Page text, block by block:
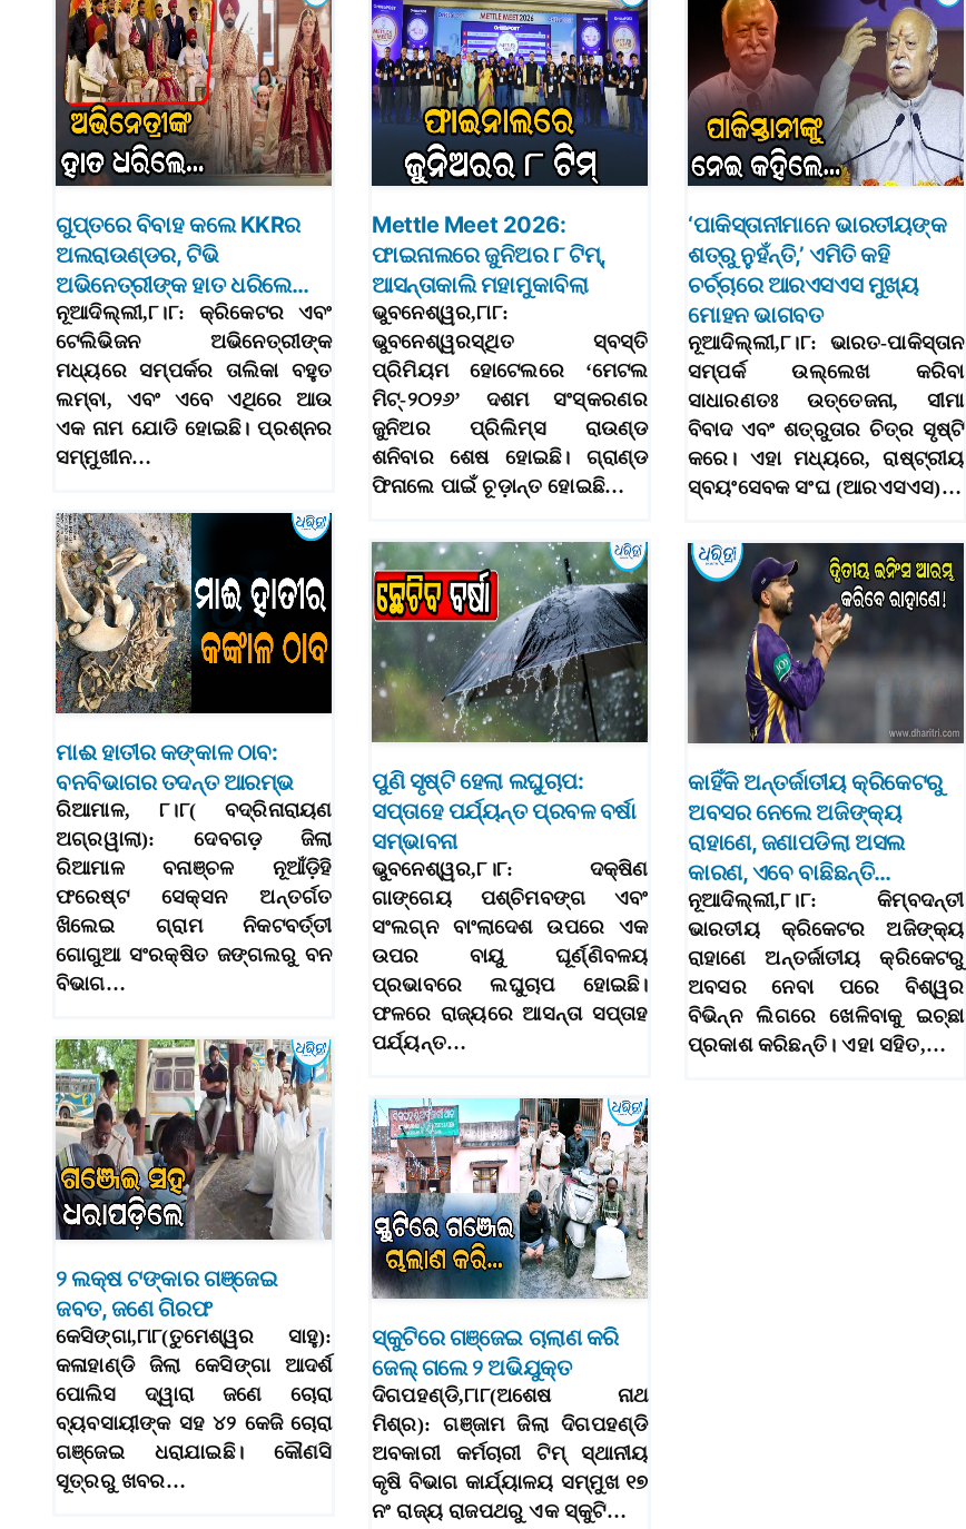
ଗୁପ୍ତରେ ବିବାହ କଲେ KKRର
ଅଲରାଉଣ୍ଡର, ଟିଭି
ଅଭିନେତ୍ରୀଙ୍କ ହାତ ଧରିଲେ…
ନୂଆଦିଲ୍ଲୀ,୮।୮: କ୍ରିକେଟର ଏବଂ
ଟେଲିଭିଜନ ଅଭିନେତ୍ରୀଙ୍କ
ମଧ୍ୟରେ ସମ୍ପର୍କର ତାଲିକା ବହୁତ
ଲମ୍ବା, ଏବଂ ଏବେ ଏଥିରେ ଆଉ
ଏକ ନାମ ଯୋଡି ହୋଇଛି। ପ୍ରଶ୍ନର
ସମ୍ମୁଖୀନ…
Mettle Meet 2026:
ଫାଇନାଲରେ ଜୁନିଅର ୮ ଟିମ୍‌,
ଆସନ୍ତାକାଲି ମହାମୁକାବିଲା
ଭୁବନେଶ୍ୱର,୮ା୮:
ଭୁବନେଶ୍ୱରସ୍ଥିତ ସ୍ବସ୍ତି
ପ୍ରିମିୟମ ହୋଟେଲରେ ‘ମେଟଲ
ମିଟ୍‌-୨୦୨୬’ ଦଶମ ସଂସ୍କରଣର
ଜୁନିଅର ପ୍ରିଲିମ୍ସ ରାଉଣ୍ଡ
ଶନିବାର ଶେଷ ହୋଇଛି। ଗ୍ରାଣ୍ଡ
ଫିନାଲେ ପାଇଁ ଚୂଡ଼ାନ୍ତ ହୋଇଛି…
‘ପାକିସ୍ତାନୀମାନେ ଭାରତୀୟଙ୍କ
ଶତ୍ରୁ ନୁହଁନ୍ତି,’ ଏମିତି କହି
ଚର୍ଚ୍ଚାରେ ଆରଏସଏସ ମୁଖ୍ୟ
ମୋହନ ଭାଗବତ
ନୂଆଦିଲ୍ଲୀ,୮।୮: ଭାରତ-ପାକିସ୍ତାନ
ସମ୍ପର୍କ ଉଲ୍ଲେଖ କରିବା
ସାଧାରଣତଃ ଉତ୍ତେଜନା, ସୀମା
ବିବାଦ ଏବଂ ଶତ୍ରୁତାର ଚିତ୍ର ସୃଷ୍ଟି
କରେ। ଏହା ମଧ୍ୟରେ, ରାଷ୍ଟ୍ରୀୟ
ସ୍ବୟଂସେବକ ସଂଘ (ଆରଏସଏସ)…
ମାଈ ହାତୀର କଙ୍କାଳ ଠାବ:
ବନବିଭାଗର ତଦନ୍ତ ଆରମ୍ଭ
ରିଆମାଳ, ୮।୮( ବଦ୍ରିନାରାୟଣ
ଅଗ୍ରୱାଲା): ଦେବଗଡ଼ ଜିଲା
ରିଆମାଳ ବନାଞ୍ଚଳ ନୂଆଁଡ଼ିହି
ଫରେଷ୍ଟ ସେକ୍ସନ ଅନ୍ତର୍ଗତ
ଖିଲେଇ ଗ୍ରାମ ନିକଟବର୍ତ୍ତୀ
ଗୋଗୁଆ ସଂରକ୍ଷିତ ଜଙ୍ଗଲରୁ ବନ
ବିଭାଗ…
ପୁଣି ସୃଷ୍ଟି ହେଲା ଲଘୁଚାପ:
ସପ୍ତାହେ ପର୍ଯ୍ୟନ୍ତ ପ୍ରବଳ ବର୍ଷା
ସମ୍ଭାବନା
ଭୁବନେଶ୍ୱର,୮।୮: ଦକ୍ଷିଣ
ଗାଙ୍ଗେୟ ପଶ୍ଚିମବଙ୍ଗ ଏବଂ
ସଂଲଗ୍ନ ବାଂଲାଦେଶ ଉପରେ ଏକ
ଉପର ବାୟୁ ଘୂର୍ଣ୍ଣିବଳୟ
ପ୍ରଭାବରେ ଲଘୁଚାପ ହୋଇଛି।
ଫଳରେ ରାଜ୍ୟରେ ଆସନ୍ତା ସପ୍ତାହ
ପର୍ଯ୍ୟନ୍ତ…
କାହିଁକି ଅନ୍ତର୍ଜାତୀୟ କ୍ରିକେଟରୁ
ଅବସର ନେଲେ ଅଜିଙ୍କ୍ୟ
ରାହାଣେ, ଜଣାପଡିଲା ଅସଲ
କାରଣ, ଏବେ ବାଛିଛନ୍ତି…
ନୂଆଦିଲ୍ଲୀ,୮।୮: କିମ୍ବଦନ୍ତୀ
ଭାରତୀୟ କ୍ରିକେଟର ଅଜିଙ୍କ୍ୟ
ରାହାଣେ ଅନ୍ତର୍ଜାତୀୟ କ୍ରିକେଟରୁ
ଅବସର ନେବା ପରେ ବିଶ୍ୱର
ବିଭିନ୍ନ ଲିଗରେ ଖେଳିବାକୁ ଇଚ୍ଛା
ପ୍ରକାଶ କରିଛନ୍ତି। ଏହା ସହିତ,…
୨ ଲକ୍ଷ ଟଙ୍କାର ଗଞ୍ଜେଇ
ଜବତ, ଜଣେ ଗିରଫ
କେସିଙ୍ଗା,୮ା୮(ତୁମେଶ୍ୱର ସାହୁ):
କଳାହାଣ୍ଡି ଜିଲା କେସିଙ୍ଗା ଆଦର୍ଶ
ପୋଲିସ ଦ୍ୱାରା ଜଣେ ଚୋରା
ବ୍ୟବସାୟୀଙ୍କ ସହ ୪୨ କେଜି ଚୋରା
ଗଞ୍ଜେଇ ଧରାଯାଇଛି। କୌଣସି
ସୂତ୍ରରୁ ଖବର…
ସ୍କୁଟିରେ ଗଞ୍ଜେଇ ଚାଲାଣ କରି
ଜେଲ୍‌ ଗଲେ ୨ ଅଭିଯୁକ୍ତ
ଦିଗପହଣ୍ଡି,୮ା୮(ଅଶେଷ ନାଥ
ମିଶ୍ର): ଗଞ୍ଜାମ ଜିଲା ଦିଗପହଣ୍ଡି
ଅବକାରୀ କର୍ମଚାରୀ ଟିମ୍‌ ସ୍ଥାନୀୟ
କୃଷି ବିଭାଗ କାର୍ଯ୍ୟାଳୟ ସମ୍ମୁଖ ୧୭
ନଂ ରାଜ୍ୟ ରାଜପଥରୁ ଏକ ସ୍କୁଟି…